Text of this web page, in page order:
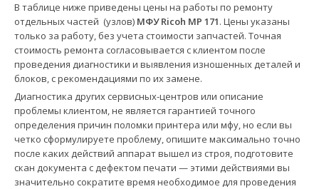
В таблице ниже приведены цены на работы по ремонту
отдельных частей (узлов) МФУ Ricoh MP 171. Цены указаны
только за работу, без учета стоимости запчастей. Точная
стоимость ремонта согласовывается с клиентом после
проведения диагностики и выявления изношенных деталей и
блоков, с рекомендациями по их замене.
Диагностика других сервисных-центров или описание
проблемы клиентом, не является гарантией точного
определения причин поломки принтера или мфу, но если вы
четко сформулируете проблему, опишите максимально точно
после каких действий аппарат вышел из строя, подготовите
скан документа с дефектом печати — этими действиями вы
значительно сократите время необходимое для проведения